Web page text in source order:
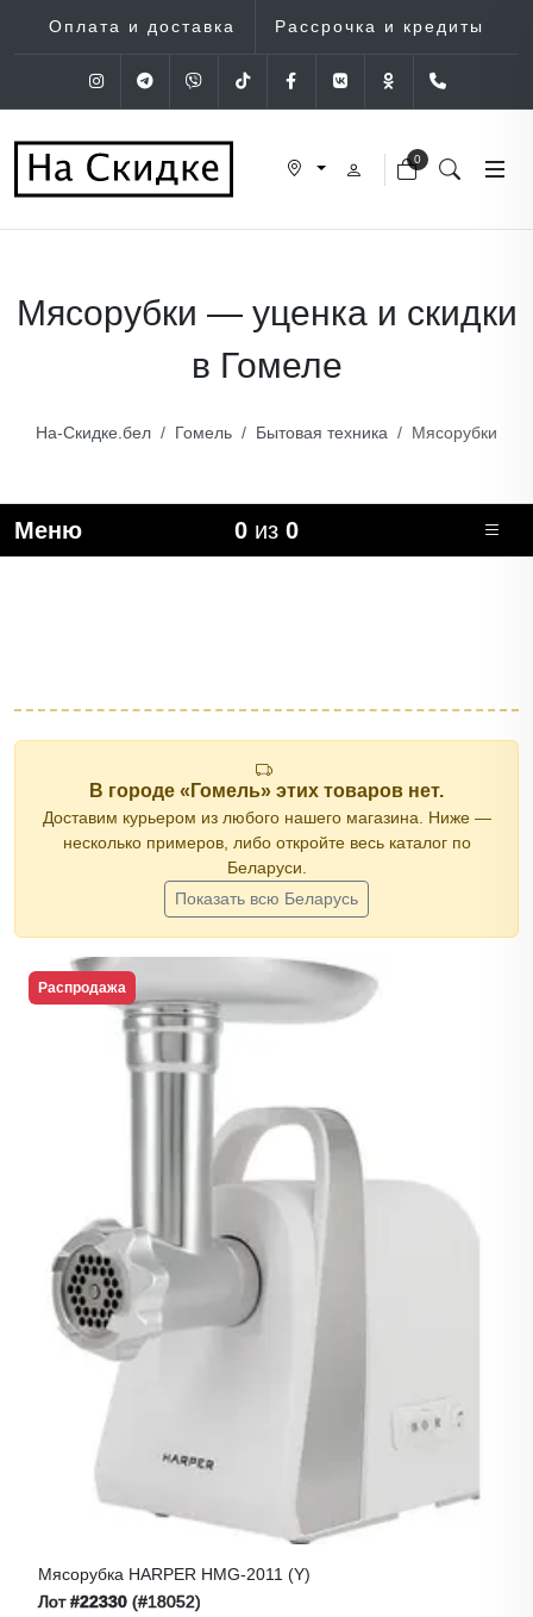
Оплата и доставка Рассрочка и кредиты
InstagramTelegram
Viber Tik-Tok Facebook
VK OK
0
Мясорубки — уценка и скидки
в Гомеле
На-Скидке.бел Гомель Бытовая техника Мясорубки
Меню 0 из 0
В городе «Гомель» этих товаров нет.
Доставим курьером из любого нашего магазина. Ниже —
несколько примеров, либо откройте весь каталог по
Беларуси.
Показать всю Беларусь
Распродажа
Мясорубка HARPER HMG-2011 (y)
Лот#22330 (#18052)